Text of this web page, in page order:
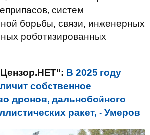
систем
борьбы, связи, инженерных
роботизированных
В 2025 году
собственное
дронов, дальнобойного
ракет, - Умеров